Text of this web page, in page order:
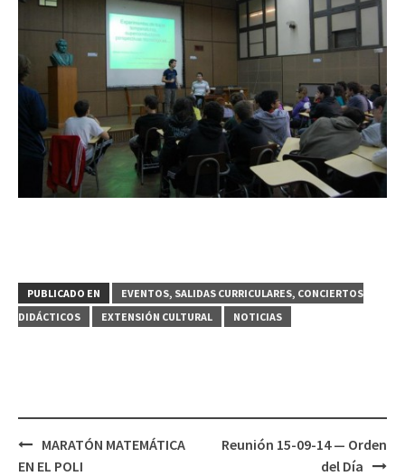
PUBLICADO EN
EVENTOS, SALIDAS CURRICULARES, CONCIERTOS
DIDÁCTICOS
EXTENSIÓN CULTURAL NOTICIAS
Navegación
de
MARATÓN MATEMÁTICA
EN EL POLI
Reunión 15-09-14 — Orden
del Día